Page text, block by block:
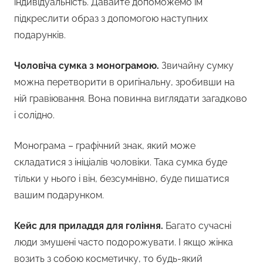
індивідуальність. Давайте допоможемо їм
підкреслити образ з допомогою наступних
подарунків.
Чоловіча сумка з монограмою. Звичайну сумку
можна перетворити в оригінальну, зробивши на
ній гравіювання. Вона повинна виглядати загадково
і солідно.
Монограма – графічний знак, який може
складатися з ініціалів чоловіки. Така сумка буде
тільки у нього і він, безсумнівно, буде пишатися
вашим подарунком.
Кейс для приладдя для гоління. Багато сучасні
люди змушені часто подорожувати. І якщо жінка
возить з собою косметичку, то будь-який